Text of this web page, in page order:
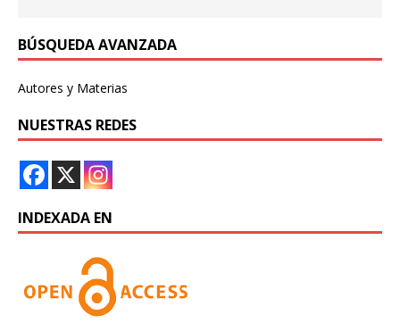
BÚSQUEDA AVANZADA
Autores y Materias
NUESTRAS REDES
INDEXADA EN